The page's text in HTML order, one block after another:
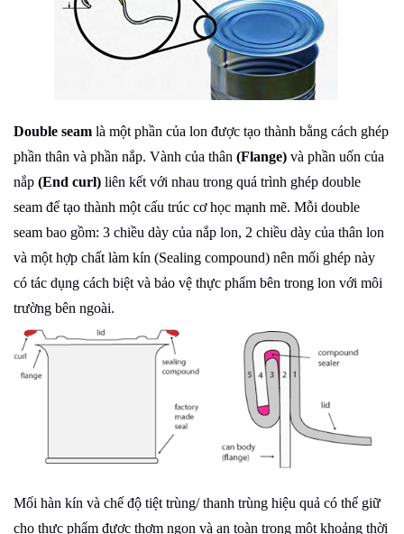
Double seam là một phần của lon được tạo thành bằng cách ghép
phần thân và phần nắp. Vành của thân (Flange) và phần uốn của
nắp (End curl) liên kết với nhau trong quá trình ghép double
seam để tạo thành một cấu trúc cơ học mạnh mẽ. Mỗi double
seam bao gồm: 3 chiều dày của nắp lon, 2 chiều dày của thân lon
và một hợp chất làm kín (Sealing compound) nên mối ghép này
có tác dụng cách biệt và bảo vệ thực phẩm bên trong lon với môi
trường bên ngoài.
Mối hàn kín và chế độ tiệt trùng/ thanh trùng hiệu quả có thể giữ
cho thực phẩm được thơm ngon và an toàn trong một khoảng thời